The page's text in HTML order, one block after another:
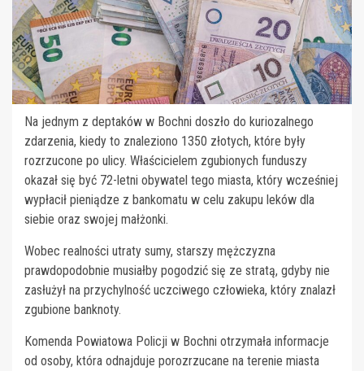
Na jednym z deptaków w Bochni doszło do kuriozalnego
zdarzenia, kiedy to znaleziono 1350 złotych, które były
rozrzucone po ulicy. Właścicielem zgubionych funduszy
okazał się być 72-letni obywatel tego miasta, który wcześniej
wypłacił pieniądze z bankomatu w celu zakupu leków dla
siebie oraz swojej małżonki.
Wobec realności utraty sumy, starszy mężczyzna
prawdopodobnie musiałby pogodzić się ze stratą, gdyby nie
zasłużył na przychylność uczciwego człowieka, który znalazł
zgubione banknoty.
Komenda Powiatowa Policji w Bochni otrzymała informacje
od osoby, która odnajduje porozrzucane na terenie miasta